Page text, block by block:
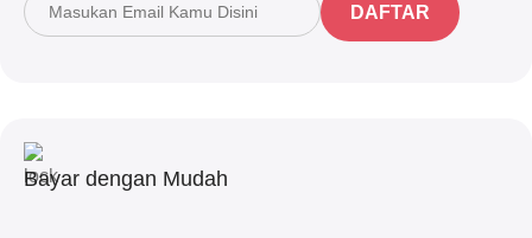
DAFTAR
Bayar dengan Mudah